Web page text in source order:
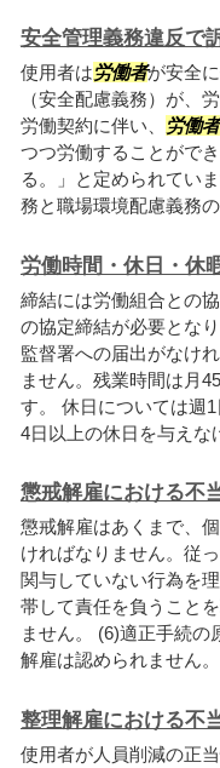
安全管理義務違反で
使用者は労働者が安全
（安全配慮義務）が、
労働契約に伴い、
労働者
つつ労働することがで
る。」と定められてい
務と職場環境配慮義務
労働時間・休日・休
締結には労働組合との
の協定締結が必要とな
監督署への届出がなけれ
ません。残業時間は月
す。 休日については週
4日以上の休日を与えな
懲戒解雇における不
懲戒解雇はあくまで、
ければなりません。従
関与していない行為を
帯して責任を負うこと
ません。 (6)適正手続
解雇は認められません
整理解雇における不
使用者が人員削減の正